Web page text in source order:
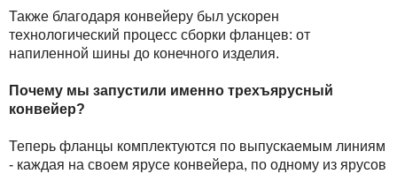
Также благодаря конвейеру был ускорен
технологический процесс сборки фланцев: от
напиленной шины до конечного изделия.
Почему мы запустили именно трехъярусный
конвейер?
Теперь фланцы комплектуются по выпускаемым линиям
- каждая на своем ярусе конвейера, по одному из ярусов